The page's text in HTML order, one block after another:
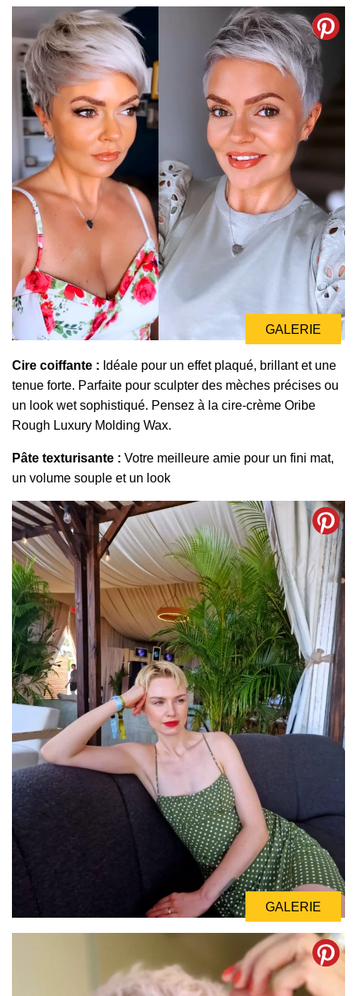
GALERIE
Cire coiffante : Idéale pour un effet plaqué, brillant et une
tenue forte. Parfaite pour sculpter des mèches précises ou
un look wet sophistiqué. Pensez à la cire-crème Oribe
Rough Luxury Molding Wax.
Pâte texturisante : Votre meilleure amie pour un fini mat,
un volume souple et un look
GALERIE